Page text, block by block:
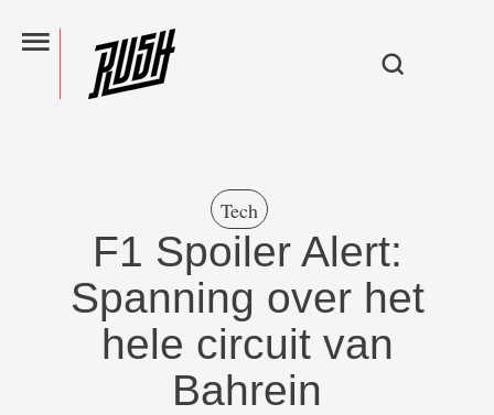
Tech
F1 Spoiler Alert:
Spanning over het
hele circuit van
Bahrein